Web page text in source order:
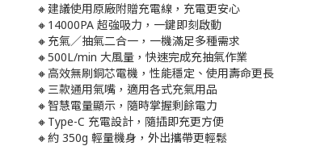
🔸建議使用原廠附贈充電線，充電更安心
🔸14000PA 超強吸力，一鍵即刻啟動
🔸充氣／抽氣二合一，一機滿足多種需求
🔸500L/min 大風量，快速完成充抽氣作業
🔸高效無刷銅芯電機，性能穩定、使用壽命更長
🔸三款通用氣嘴，適用各式充氣用品
🔸智慧電量顯示，隨時掌握剩餘電力
🔸Type-C 充電設計，隨插即充更方便
🔸約 350g 輕量機身，外出攜帶更輕鬆